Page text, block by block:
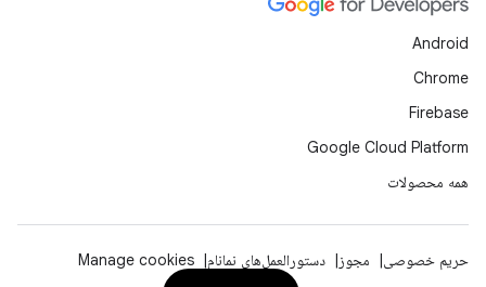
Android
Chrome
Firebase
Google Cloud Platform
همه محصولات
حریم خصوصی مجوز دستورالعمل‌های نمانام
Manage cookies